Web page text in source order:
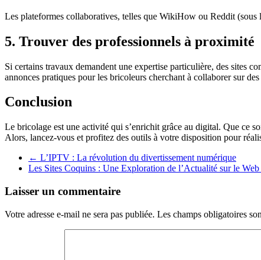
Les plateformes collaboratives, telles que WikiHow ou Reddit (sous
5. Trouver des professionnels à proximité
Si certains travaux demandent une expertise particulière, des sites
annonces pratiques pour les bricoleurs cherchant à collaborer sur
Conclusion
Le bricolage est une activité qui s’enrichit grâce au digital. Que ce
Alors, lancez-vous et profitez des outils à votre disposition pour
← L’IPTV : La révolution du divertissement numérique
Les Sites Coquins : Une Exploration de l’Actualité sur le Web
Laisser un commentaire
Votre adresse e-mail ne sera pas publiée. Les champs obligatoires